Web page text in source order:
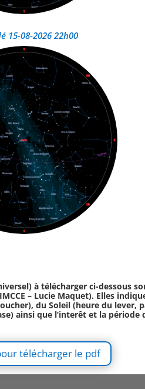
15-08-2026 22h00
à télécharger ci-dessous
– Lucie Maquet). Elles
du Soleil (heure du lever,
ainsi que l’interêt et la période
télécharger le pdf